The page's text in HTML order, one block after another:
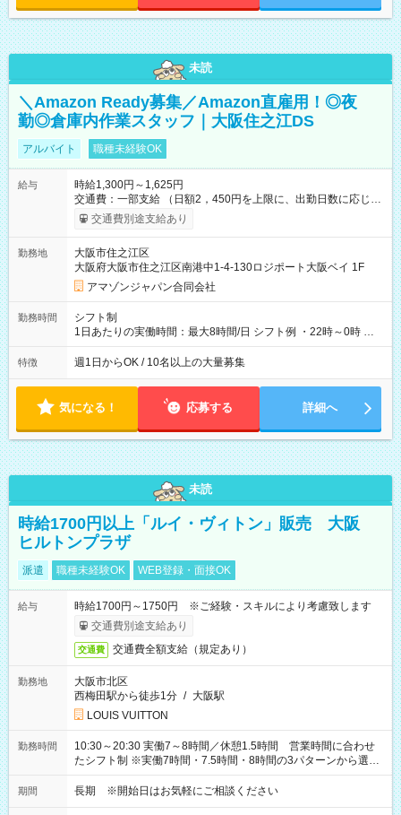
未読
＼Amazon Ready募集／Amazon直雇用！◎夜
勤◎倉庫内作業スタッフ｜大阪住之江DS
アルバイト 職種未経験OK
給与
時給1,300円～1,625円
交通費：一部支給 （日額2，450円を上限に、出勤日数に応じて
実費支給） ※22:00～翌5:00までは時給25%UP！ ■給与前払い
制度あり ※前払い額の上限あり、手数料無料（Amazon負担）
交通費別途支給あり
勤務地
大阪市住之江区
大阪府大阪市住之江区南港中1-4-130ロジポート大阪ベイ 1F
アマゾンジャパン合同会社
勤務時間
シフト制
1日あたりの実働時間：最大8時間/日 シフト例 ・22時～0時 入
社後、就業可能シフトをご確認の上、申請してください。
特徴 週1日からOK / 10名以上の大量募集
気になる！ 応募する 詳細へ
未読
時給1700円以上「ルイ・ヴィトン」販売 大阪
ヒルトンプラザ
派遣 職種未経験OK WEB登録・面接OK
給与
時給1700円～1750円 ※ご経験・スキルにより考慮致します
交通費別途支給あり
交通費 交通費全額支給（規定あり）
勤務地
大阪市北区
西梅田駅から徒歩1分 / 大阪駅
LOUIS VUITTON
勤務時間
10:30～20:30 実働7～8時間／休憩1.5時間 営業時間に合わせ
たシフト制 ※実働7時間・7.5時間・8時間の3パターンから選択
可能
期間 長期 ※開始日はお気軽にご相談ください